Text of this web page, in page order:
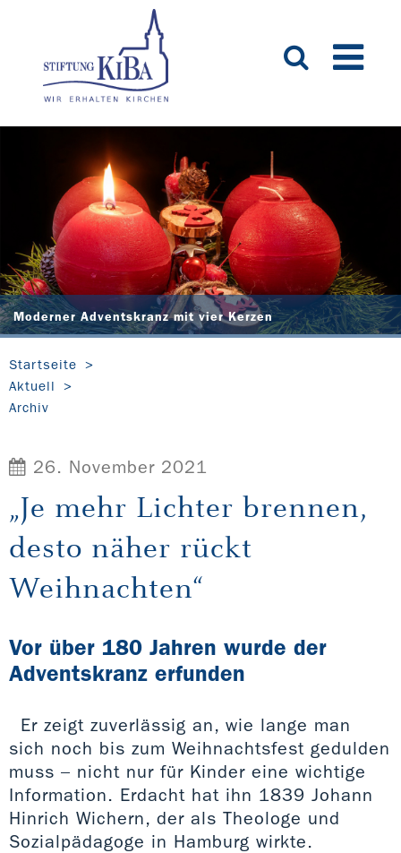
Moderner Adventskranz mit vier Kerzen
Startseite
Aktuell
Archiv
26. November 2021
„Je mehr Lichter brennen,
desto näher rückt
Weihnachten“
Vor über 180 Jahren wurde der
Adventskranz erfunden
Er zeigt zuverlässig an, wie lange man
sich noch bis zum Weihnachtsfest gedulden
muss – nicht nur für Kinder eine wichtige
Information. Erdacht hat ihn 1839 Johann
Hinrich Wichern, der als Theologe und
Sozialpädagoge in Hamburg wirkte.